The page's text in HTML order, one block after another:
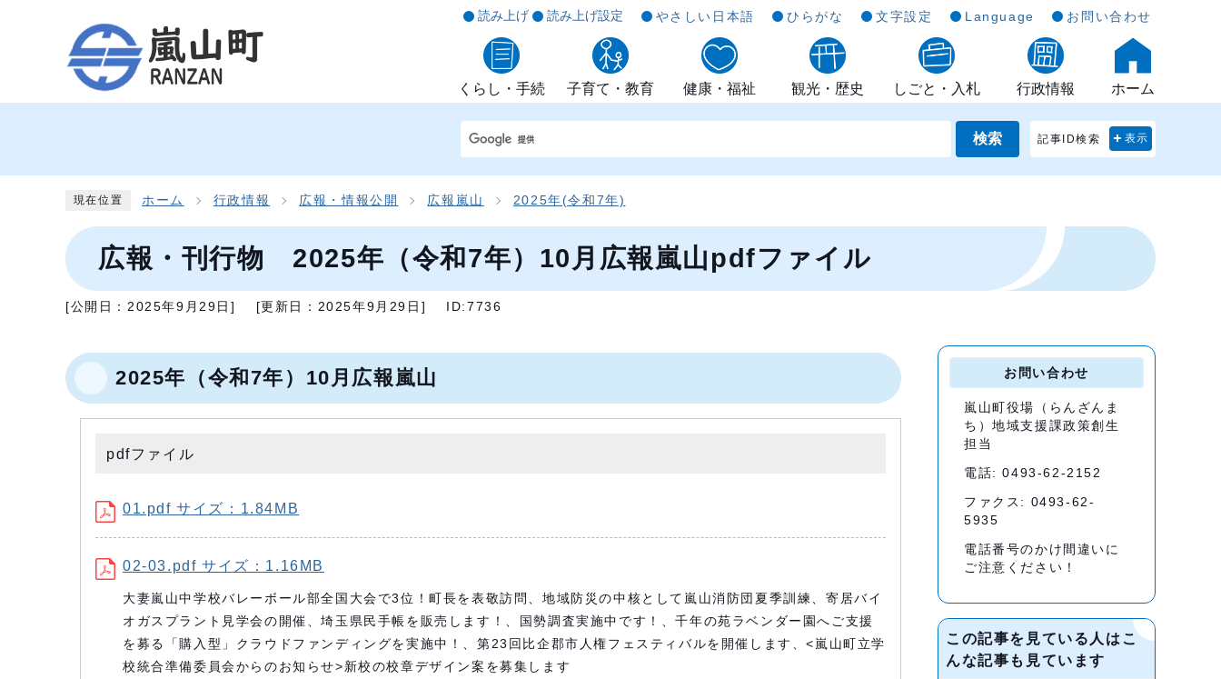
読み上げ 読み上げ設定 やさしい日本語 ひらがな 文字設定 Language お問い合わせ
くらし・手続 子育て・教育 健康・福祉 観光・歴史 しごと・入札 行政情報 ホーム
検索 記事ID検索 表示
現在位置 ホーム 行政情報 広報・情報公開 広報嵐山 2025年(令和7年)
広報・刊行物 2025年（令和7年）10月広報嵐山pdfファイル
[公開日： 2025年9月29日 ] [更新日： 2025年9月29日 ] ID:7736
2025年（令和7年）10月広報嵐山
pdfファイル
01.pdf サイズ：1.84MB
02-03.pdf サイズ：1.16MB
大妻嵐山中学校バレーボール部全国大会で3位！町長を表敬訪問、地域防災の中核として嵐山消防団夏季訓練、寄居バイ
オガスプラント見学会の開催、埼玉県民手帳を販売します！、国勢調査実施中です！、千年の苑ラベンダー園へご支援
を募る「購入型」クラウドファンディングを実施中！、第23回比企郡市人権フェスティバルを開催します、<嵐山町立学
校統合準備委員会からのお知らせ>新校の校章デザイン案を募集します
お問い合わせ
嵐山町役場（らんざんま
ち）地域支援課政策創生
担当
電話: 0493-62-2152
ファクス: 0493-62-
5935
電話番号のかけ間違いに
ご注意ください！
この記事を見ている人はこ
んな記事も見ています